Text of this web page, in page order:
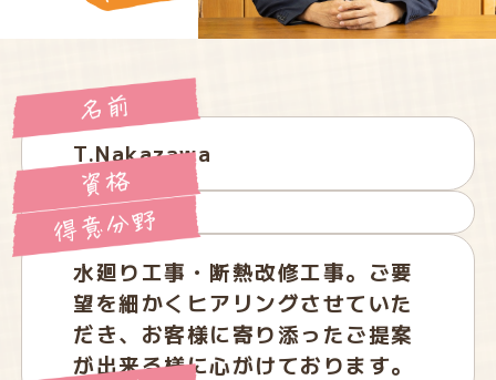
T.Nakazawa
水廻り工事・断熱改修工事。ご要
望を細かくヒアリングさせていた
だき、お客様に寄り添ったご提案
が出来る様に心がけております。